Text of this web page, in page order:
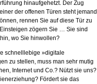
hinaufgehetzt. Der Zug
der offenen Türen steht jemand
rennen Sie auf diese Tür zu
zögern Sie … Sie sind
wo Sie hinwollen?
schnelllebige »digitale
zu stellen, muss man sehr mutig
Internet und Co.? Nützt sie uns?
Fördert sie das